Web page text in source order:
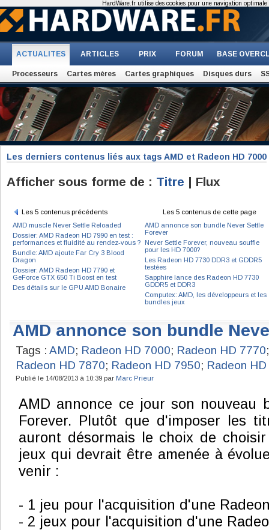
ACTUALITES ARTICLES PRIX FORUM BASE
Processeurs Cartes mères Cartes graphiques Disques durs
Les derniers contenus liés aux tags AMD et Radeon HD 7000
Afficher sous forme de : Titre | Flux
Les 5 contenus précédents
AMD muscle Never Settle Reloaded
Dossier: AMD Radeon HD 7990 en test :
performances et fluidité au rendez-vous ?
Bundle: AMD ajoute Far Cry 3 Blood
Dragon
Dossier: AMD Radeon HD 7790 et
GeForce GTX 650 Ti Boost en test
Des détails sur le GPU AMD Bonaire
Les 5 contenus de cette page
AMD annonce son bundle Never Settle
Forever
Never Settle Forever, nouveau souffle
pour les HD 7000?
Les Radeon HD 7730 DDR3 et GDDR5
testées
Sapphire lance des Radeon HD 7730
GDDR5 et DDR3
Computex: AMD, les développeurs et les
bundles jeux
AMD annonce son bundle
Tags : AMD; Radeon HD 7000; Radeon HD 7770
Radeon HD 7870; Radeon HD 7950; Radeon
Publié le 14/08/2013 à 10:39 par Marc Prieur
AMD annonce ce jour son nouveau
Forever. Plutôt que d'imposer les
auront désormais le choix de
jeux qui devrait être amenée à
venir :
- 1 jeu pour l'acquisition d'une
- 2 jeux pour l'acquisition d'une
HardWare.fr utilise des cookies pour une navigation